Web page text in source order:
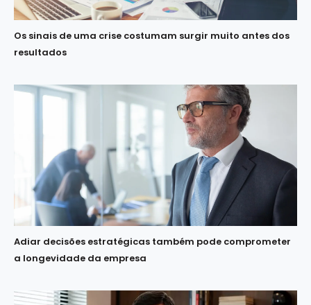
Os sinais de uma crise costumam surgir muito antes dos
resultados
Adiar decisões estratégicas também pode comprometer
a longevidade da empresa